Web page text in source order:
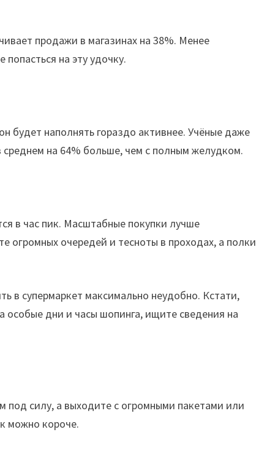
продажи в магазинах на 38%. Менее
на эту удочку.
будет наполнять гораздо активнее. Учёные даже
среднем на 64% больше, чем с полным желудком.
в час пик. Масштабные покупки лучше
огромных очередей и тесноты в проходах, а полки
в супермаркет максимально неудобно. Кстати,
особые дни и часы шопинга, ищите сведения на
под силу, а выходите с огромными пакетами или
можно короче.